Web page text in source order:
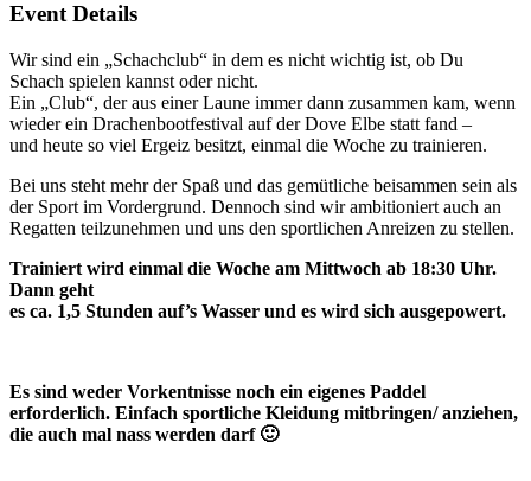
Event Details
Wir sind ein „Schachclub“ in dem es nicht wichtig ist, ob Du
Schach spielen kannst oder nicht.
Ein „Club“, der aus einer Laune immer dann zusammen kam, wenn
wieder ein Drachenbootfestival auf der Dove Elbe statt fand –
und heute so viel Ergeiz besitzt, einmal die Woche zu trainieren.
Bei uns steht mehr der Spaß und das gemütliche beisammen sein als
der Sport im Vordergrund. Dennoch sind wir ambitioniert auch an
Regatten teilzunehmen und uns den sportlichen Anreizen zu stellen.
Trainiert wird einmal die Woche am Mittwoch ab 18:30 Uhr.
Dann geht
es ca. 1,5 Stunden auf’s Wasser und es wird sich ausgepowert.
Es sind weder Vorkentnisse noch ein eigenes Paddel
erforderlich. Einfach sportliche Kleidung mitbringen/ anziehen,
die auch mal nass werden darf 🙂